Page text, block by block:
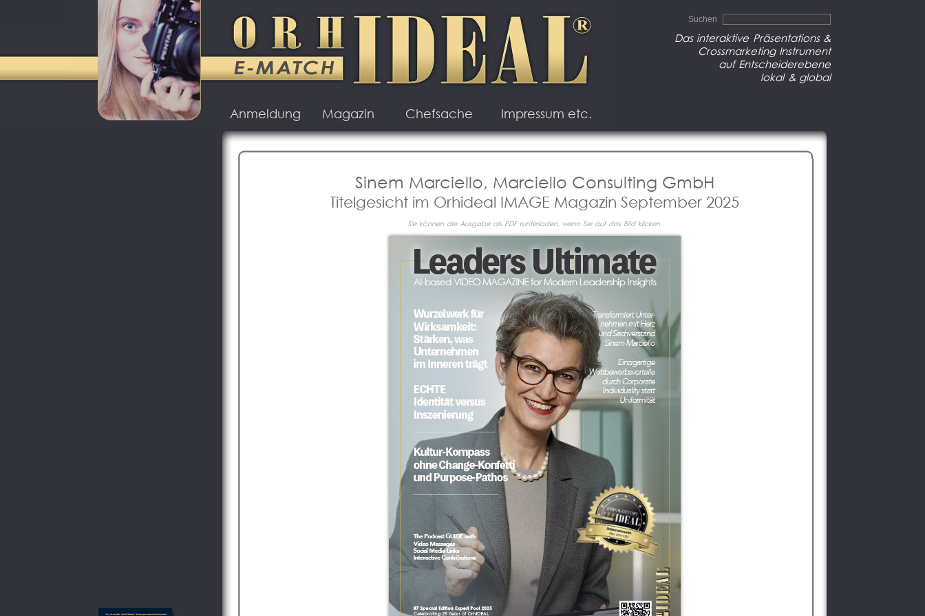
Suchen
Das interaktive Präsentations &
Crossmarketing Instrument
auf Entscheiderebene
lokal & global
Anmeldung Magazin Chefsache Impressum etc.
Sinem Marciello, Marciello Consulting GmbH
Titelgesicht im Orhideal IMAGE Magazin September 2025
Sie können die Ausgabe als PDF runterladen, wenn Sie auf das Bild klicken.